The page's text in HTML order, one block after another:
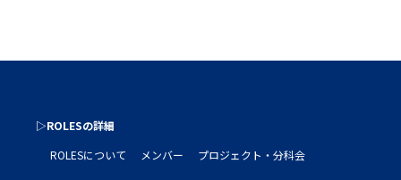
▷ROLESの詳細
ROLESについて
メンバー プロジェクト・分科会